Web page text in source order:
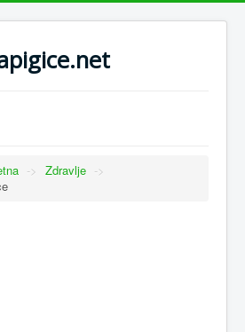
-> Zdravlje ->